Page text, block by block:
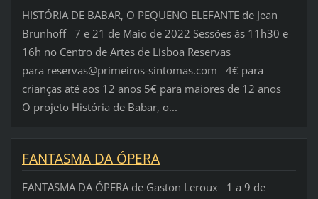
HISTÓRIA DE BABAR, O PEQUENO ELEFANTE de Jean
Brunhoff 7 e 21 de Maio de 2022 Sessões às 11h30 e
16h no Centro de Artes de Lisboa Reservas
para reservas@primeiros-sintomas.com 4€ para
crianças até aos 12 anos 5€ para maiores de 12 anos
O projeto História de Babar, o...
FANTASMA DA ÓPERA
FANTASMA DA ÓPERA de Gaston Leroux 1 a 9 de